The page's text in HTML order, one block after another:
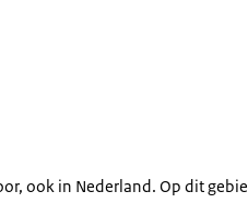
van een rivier.
ook in Nederland. Op dit